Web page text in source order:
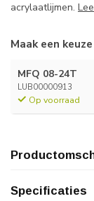
acrylaatlijmen.
Maak een keuze
MFQ 08-24T
LUB00000913
Op voorraad
Specificaties